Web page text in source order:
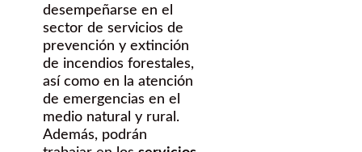
desempeñarse en el
sector de servicios de
prevención y extinción
de incendios forestales,
así como en la atención
de emergencias en el
medio natural y rural.
Además, podrán